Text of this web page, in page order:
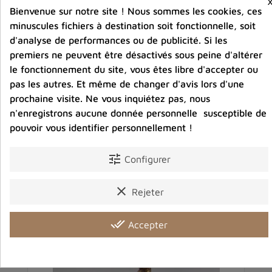
Partager :
Description Détails du produit Avis clients
Vous aimerez aussi
Bienvenue sur notre site ! Nous sommes les cookies, ces
minuscules fichiers à destination soit fonctionnelle, soit
d'analyse de performances ou de publicité. Si les
premiers ne peuvent être désactivés sous peine d'altérer
le fonctionnement du site, vous êtes libre d'accepter ou
pas les autres. Et même de changer d'avis lors d'une
prochaine visite. Ne vous inquiétez pas, nous
n'enregistrons aucune donnée personnelle susceptible de
pouvoir vous identifier personnellement !
tune Configurer
clear Rejeter
done_all Accepter